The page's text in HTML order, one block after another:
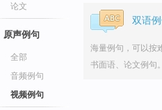
论文
原声例句
全部
音频例句
视频例句
双语
海量例句，可以按
书面语、论文例句。